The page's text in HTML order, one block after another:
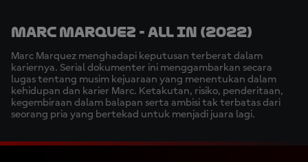
Marc Marquez - All In (2022)
Marc Marquez menghadapi keputusan terberat dalam
kariernya. Serial dokumenter ini menggambarkan secara
lugas tentang musim kejuaraan yang menentukan dalam
kehidupan dan karier Marc. Ketakutan, risiko, penderitaan,
kegembiraan dalam balapan serta ambisi tak terbatas dari
seorang pria yang bertekad untuk menjadi juara lagi.